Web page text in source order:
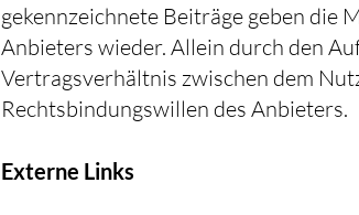
gekennzeichnete Beiträge geben die
Anbieters wieder. Allein durch den
Vertragsverhältnis zwischen dem
Rechtsbindungswillen des Anbieters.
Externe Links